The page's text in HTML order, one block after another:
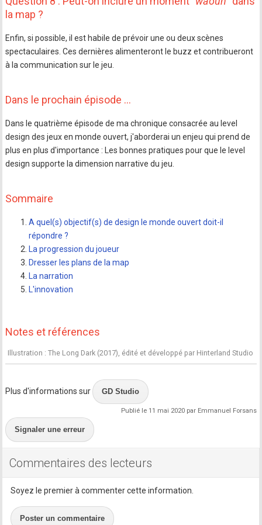
la map ?
Enfin, si possible, il est habile de prévoir une ou deux scènes
spectaculaires. Ces dernières alimenteront le buzz et contribueront
à la communication sur le jeu.
Dans le prochain épisode …
Dans le quatrième épisode de ma chronique consacrée au level
design des jeux en monde ouvert, j'aborderai un enjeu qui prend de
plus en plus d'importance : Les bonnes pratiques pour que le level
design supporte la dimension narrative du jeu.
Sommaire
A quel(s) objectif(s) de design le monde ouvert doit-il
répondre ?
La progression du joueur
Dresser les plans de la map
La narration
L'innovation
Notes et références
Illustration : The Long Dark (2017), édité et développé par Hinterland Studio
Plus d'informations sur GD Studio
Publié le 11 mai 2020 par Emmanuel Forsans
Signaler une erreur
Commentaires des lecteurs
Soyez le premier à commenter cette information.
Poster un commentaire